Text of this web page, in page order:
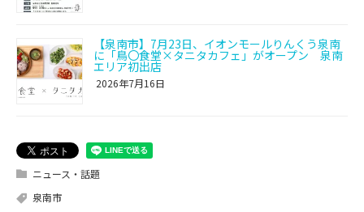
【泉南市】7月23日、イオンモールりんくう泉南
に「鳥〇食堂×タニタカフェ」がオープン 泉南
エリア初出店
2026年7月16日
ニュース・話題
泉南市